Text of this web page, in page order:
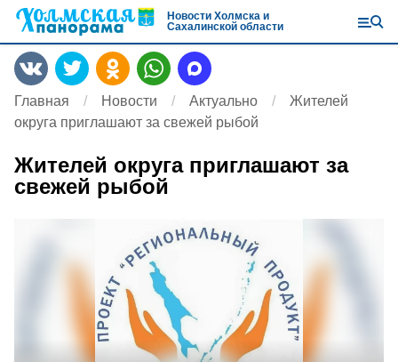
Новости Холмска и
Сахалинской области
Главная Новости Актуально
Жителей
округа приглашают за свежей рыбой
Жителей округа приглашают за
свежей рыбой